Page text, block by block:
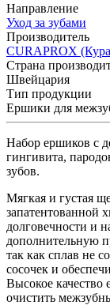
Направление
Уход за зубами
Производитель
CURAPROX
Страна
Швейцария
Тип продукции
Ершики для
Набор ершиков с
гингивита,
зубов.
Мягкая и густая
запатентованной
долговечности и
дополнительную
так как сплав не
сосочек и
Высокое качество
очистить